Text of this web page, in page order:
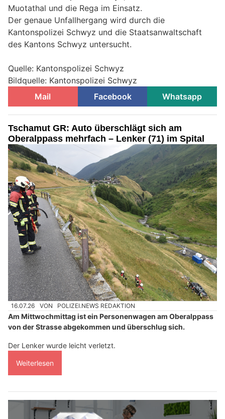
Muotathal und die Rega im Einsatz.
Der genaue Unfallhergang wird durch die
Kantonspolizei Schwyz und die Staatsanwaltschaft
des Kantons Schwyz untersucht.
Quelle: Kantonspolizei Schwyz
Bildquelle: Kantonspolizei Schwyz
Mail
Facebook Whatsapp
Tschamut GR: Auto überschlägt sich am
Oberalppass mehrfach – Lenker (71) im Spital
16.07.26 VON POLIZEI.NEWS REDAKTION
Am Mittwochmittag ist ein Personenwagen am Oberalppass
von der Strasse abgekommen und überschlug sich.
Der Lenker wurde leicht verletzt.
Weiterlesen